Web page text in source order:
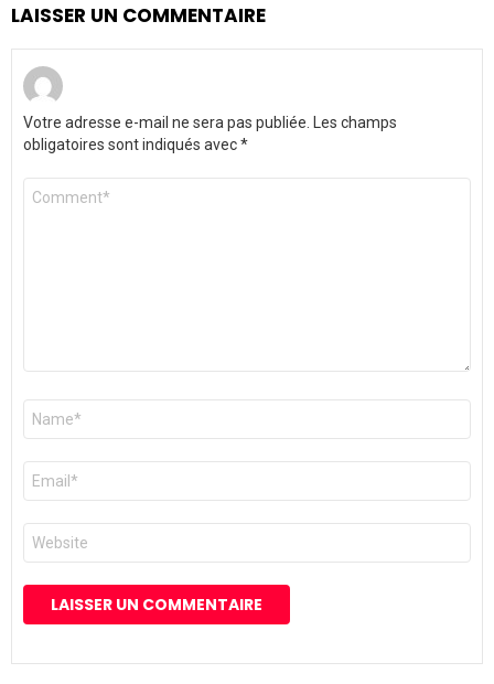
LAISSER UN COMMENTAIRE
Votre adresse e-mail ne sera pas publiée. Les champs
obligatoires sont indiqués avec*
Commentaire
Nom
E-
mail
*
Site
web